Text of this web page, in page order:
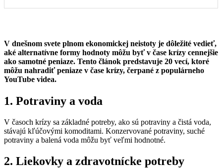
V dnešnom svete plnom ekonomickej neistoty je dôležité vedieť,
aké alternatívne formy hodnoty môžu byť v čase krízy cennejšie
ako samotné peniaze. Tento článok predstavuje 20 vecí, ktoré
môžu nahradiť peniaze v čase krízy, čerpané z populárneho
YouTube videa.
1. Potraviny a voda
V časoch krízy sa základné potreby, ako sú potraviny a čistá voda,
stávajú kľúčovými komoditami. Konzervované potraviny, suché
potraviny a balená voda môžu byť veľmi hodnotné.
2. Liekovky a zdravotnícke potreby